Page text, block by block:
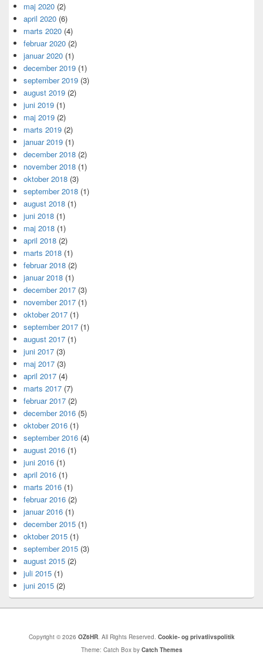
maj 2020 (2)
april 2020 (6)
marts 2020 (4)
februar 2020 (2)
januar 2020 (1)
december 2019 (1)
september 2019 (3)
august 2019 (2)
juni 2019 (1)
maj 2019 (2)
marts 2019 (2)
januar 2019 (1)
december 2018 (2)
november 2018 (1)
oktober 2018 (3)
september 2018 (1)
august 2018 (1)
juni 2018 (1)
maj 2018 (1)
april 2018 (2)
marts 2018 (1)
februar 2018 (2)
januar 2018 (1)
december 2017 (3)
november 2017 (1)
oktober 2017 (1)
september 2017 (1)
august 2017 (1)
juni 2017 (3)
maj 2017 (3)
april 2017 (4)
marts 2017 (7)
februar 2017 (2)
december 2016 (5)
oktober 2016 (1)
september 2016 (4)
august 2016 (1)
juni 2016 (1)
april 2016 (1)
marts 2016 (1)
februar 2016 (2)
januar 2016 (1)
december 2015 (1)
oktober 2015 (1)
september 2015 (3)
august 2015 (2)
juli 2015 (1)
juni 2015 (2)
Copyright © 2026 OZ6HR. All Rights Reserved. Cookie- og privatlivspolitik
Theme: Catch Box by Catch Themes